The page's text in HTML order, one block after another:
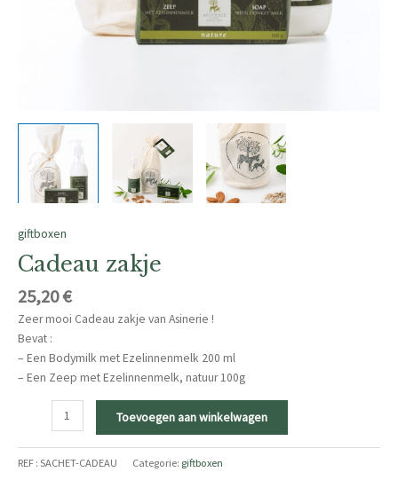
giftboxen
Cadeau zakje
25,20€
Zeer mooi Cadeau zakje van Asinerie !
Bevat :
– Een Bodymilk met Ezelinnenmelk 200 ml
– Een Zeep met Ezelinnenmelk, natuur 100g
aantal
Toevoegen aan winkelwagen
REF : SACHET-CADEAU Categorie: giftboxen